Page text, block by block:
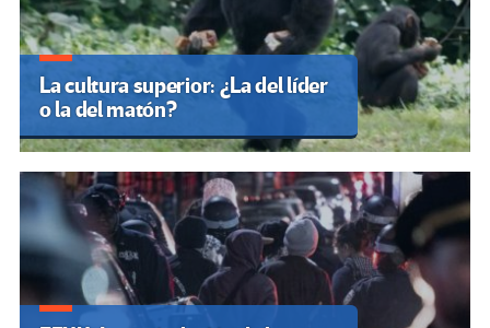
La cultura superior: ¿La del líder
o la del matón?